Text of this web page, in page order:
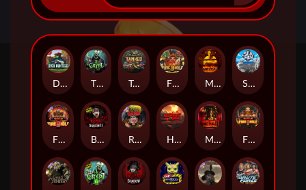
Seamen
Duck Hunters Fire in the Hole 3
Highway to Hell Mental 2
Blood & Shadow 2
Mental
The Crypt
Fire in the Hole 2
Tanked
Fire In The Hole xBomb
Road Rage